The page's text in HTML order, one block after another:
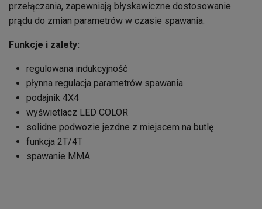
przełączania, zapewniają błyskawiczne dostosowanie
prądu do zmian parametrów w czasie spawania.
Funkcje i zalety:
regulowana indukcyjność
płynna regulacja parametrów spawania
podajnik 4X4
wyświetlacz LED COLOR
solidne podwozie jezdne z miejscem na butlę
funkcja 2T/4T
spawanie MMA